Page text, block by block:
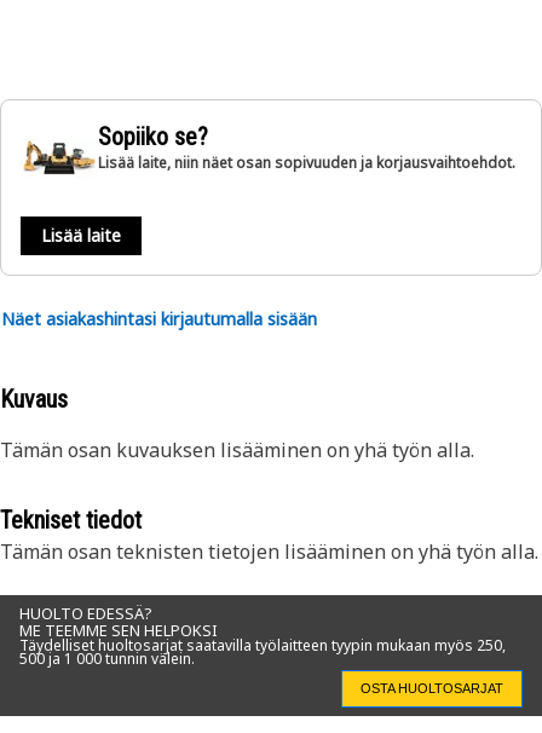
Sopiiko se?
Lisää laite, niin näet osan sopivuuden ja korjausvaihtoehdot.
Lisää laite
Näet asiakashintasi kirjautumalla sisään
Kuvaus
Tämän osan kuvauksen lisääminen on yhä työn alla.
Tekniset tiedot
Tämän osan teknisten tietojen lisääminen on yhä työn alla.
HUOLTO EDESSÄ?
ME TEEMME SEN HELPOKSI
Täydelliset huoltosarjat saatavilla työlaitteen tyypin mukaan myös 250,
500 ja 1 000 tunnin välein.
OSTA HUOLTOSARJAT